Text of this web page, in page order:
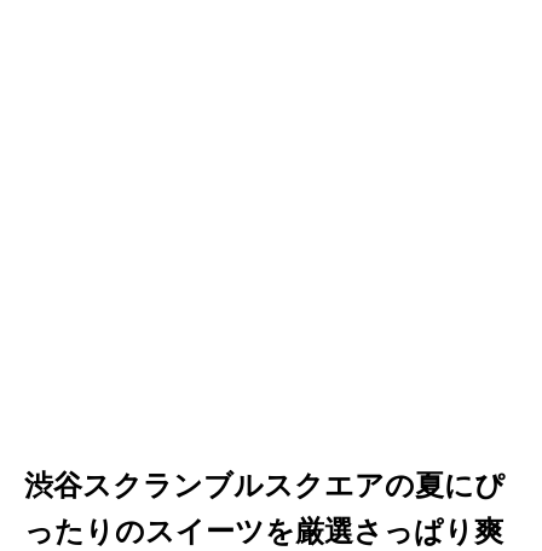
渋谷スクランブルスクエアの夏にぴ
ったりのスイーツを厳選さっぱり爽